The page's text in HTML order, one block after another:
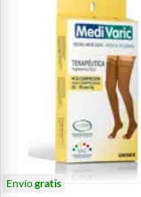
Envíogratis